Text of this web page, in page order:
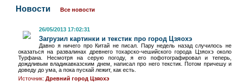
Новости Все новости
26/05/2013 17:02:31
Загрузил картинки и текстик про город Цзяохэ
Давно я ничего про Китай не писал. Пару недель назад случилось не
оказаться на развалинах древнего тохарско-чешийского города Цзяохэ около
Турфана. Несмотря на серую погоду, я его пофотографировал и теперь,
дождливым владикавказским днем, написал про него текстик. Потом причешу и
доведу до ума, а пока пускай лежит, как есть.
Источник: Древний город Цзяохэ